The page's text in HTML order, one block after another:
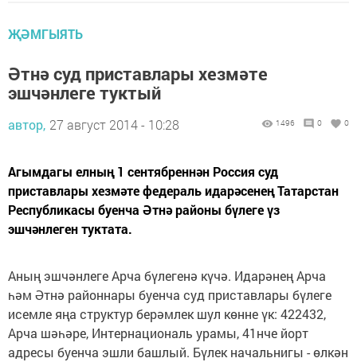
ҖӘМГЫЯТЬ
Әтнә суд приставлары хезмәте
эшчәнлеге туктый
автор, 27 август 2014 - 10:28 1496 0 0
Агымдагы елның 1 сентябреннән Россия суд
приставлары хезмәте федераль идарәсенең Татарстан
Республикасы буенча Әтнә районы бүлеге үз
эшчәнлеген туктата.
Аның эшчәнлеге Арча бүлегенә күчә. Идарәнең Арча
һәм Әтнә районнары буенча суд приставлары бүлеге
исемле яңа структур берәмлек шул көнне үк: 422432,
Арча шәһәре, Интернациональ урамы, 41нче йорт
адресы буенча эшли башлый. Бүлек начальнигы - өлкән